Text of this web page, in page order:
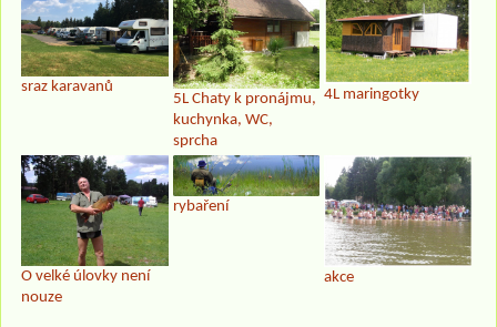
sraz karavanů
5L Chaty k pronájmu,
kuchynka, WC,
sprcha
4L maringotky
O velké úlovky není
nouze
rybaření
akce